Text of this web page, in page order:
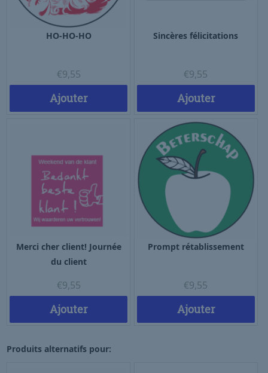
HO-HO-HO
€9,55
Ajouter
Sincères félicitations
€9,55
Ajouter
Merci cher client! Journée
du client
€9,55
Ajouter
Prompt rétablissement
€9,55
Ajouter
Produits alternatifs pour: